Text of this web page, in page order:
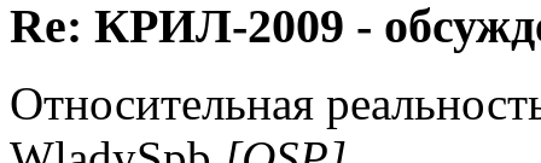
Re: КРИЛ-2009 -
Относительная